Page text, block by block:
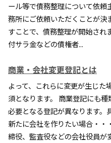
ール等で債務整理について依
務所にご依頼いただくことが
すことで、債務整理が開始され
付サラ金などの債権者...
商業・会社変更登記とは
よって、これらに変更が生じた
須となります。 商業登記にも種
必要となる登記が異なります
新たに会社を作りたい場合・
締役、監査役などの会社役員